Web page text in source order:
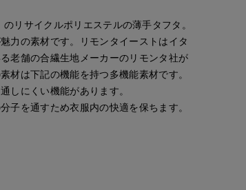
リサイクルポリエステルの薄手タフタ。
力の素材です。リモンタイーストはイタ
老舗の合繊生地メーカーのリモンタ社が
材は下記の機能を持つ多機能素材です。
しにくい機能があります。
子を通すため衣服内の快適を保ちます。